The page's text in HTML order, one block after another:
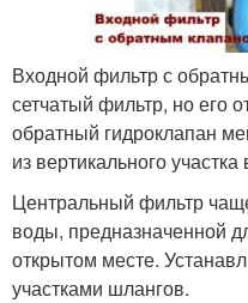
Входной фильтр с
сетчатый фильтр, но его
обратный гидроклапан
из вертикального
Центральный фильтр
воды, предназначенной
открытом месте.
участками шлангов.